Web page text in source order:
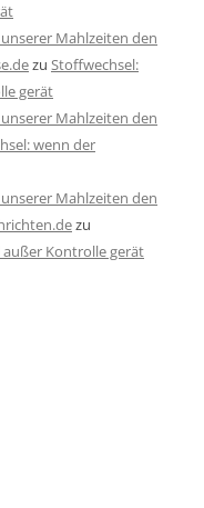
Mahlzeiten den
zu Stoffwechsel:
gerät
Mahlzeiten den
wenn der
Mahlzeiten den
zu
Kontrolle gerät